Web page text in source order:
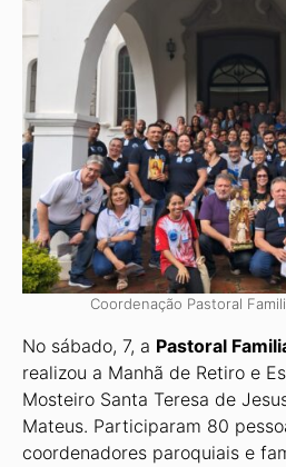
Coordenação Pastoral
No sábado, 7, a Pastoral
realizou a Manhã de Retiro e
Mosteiro Santa Teresa de
Mateus. Participaram 80
coordenadores paroquiais e